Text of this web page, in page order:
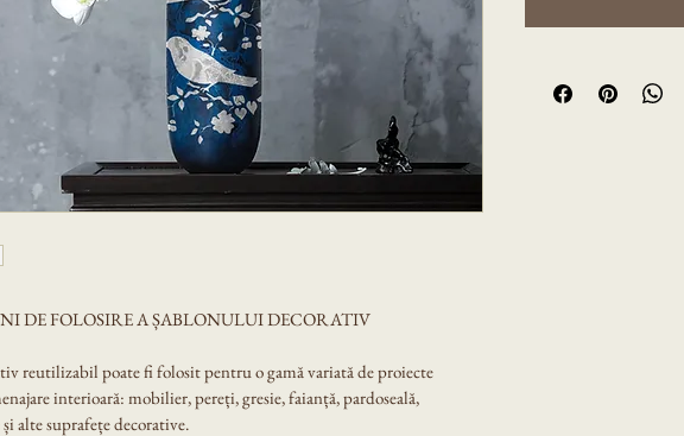
DE FOLOSIRE A ȘABLONULUI DECORATIV
reutilizabil poate fi folosit pentru o gamă variată de proiecte
interioară: mobilier, pereți, gresie, faianță, pardoseală,
alte suprafețe decorative.